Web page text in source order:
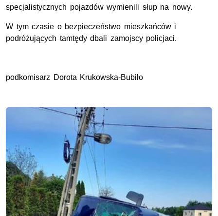
specjalistycznych pojazdów wymienili słup na nowy.
W tym czasie o bezpieczeństwo mieszkańców i
podróżujących tamtędy dbali zamojscy policjaci.
podkomisarz Dorota Krukowska-Bubiło